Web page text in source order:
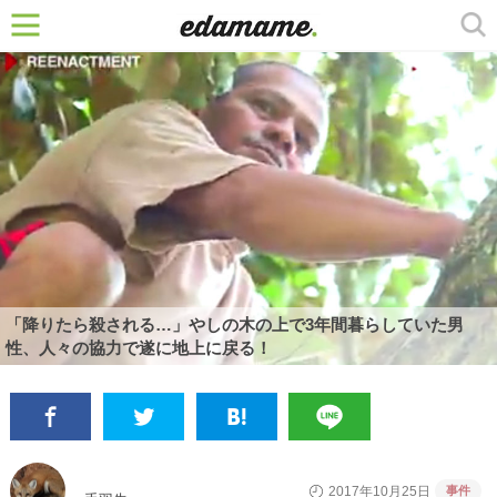
「降りたら殺される…」やしの木の上で3年間暮らしていた男
性、人々の協力で遂に地上に戻る！
2017年10月25日 事件